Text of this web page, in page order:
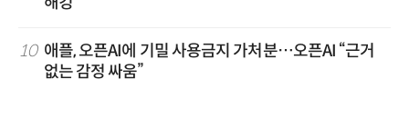
10 애플, 오픈AI에 기밀 사용금지 가처분…오픈AI “근거
없는 감정 싸움”